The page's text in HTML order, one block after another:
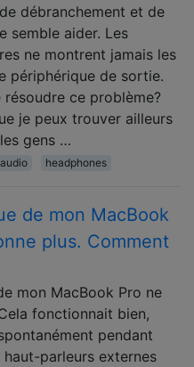
débranchement et de
semble aider. Les
ne montrent jamais les
périphérique de sortie.
ce problème?
je peux trouver ailleurs
gens …
audio headphones
de mon MacBook
plus. Comment
mon MacBook Pro ne
fonctionnait bien,
pendant
parleurs externes